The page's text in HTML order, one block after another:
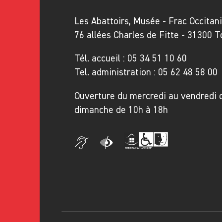
région. Pour Daniel Cordier,
non distinct, tout comme pour
intrinsèquement liée à son
le château d’Oiron, ou encore
sur toute la largeur du musée
géographiques, des cultures
humaniste.
Les Abattoirs, Musée - Frac
76 allées Charles de Fitte - 31300
Tél. accueil : 05 34 51 10 60
Tel. administration : 05 62 48 58 00
Ouverture du mercredi au vendredi
dimanche de 10h à 18h